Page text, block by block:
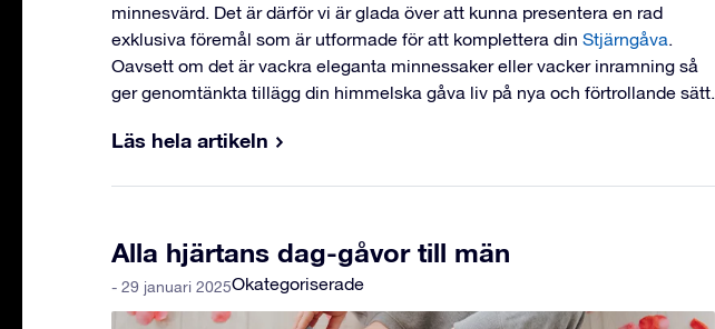
minnesvärd. Det är därför vi är glada över att kunna presentera en rad
exklusiva föremål som är utformade för att komplettera din Stjärngåva.
Oavsett om det är vackra eleganta minnessaker eller vacker inramning så
ger genomtänkta tillägg din himmelska gåva liv på nya och förtrollande sätt.
Läs hela artikeln
Alla hjärtans dag-gåvor till män
Okategoriserade
- 29 januari 2025